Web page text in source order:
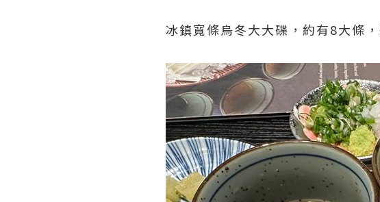
冰鎮寬條烏冬大大碟，約有8大條